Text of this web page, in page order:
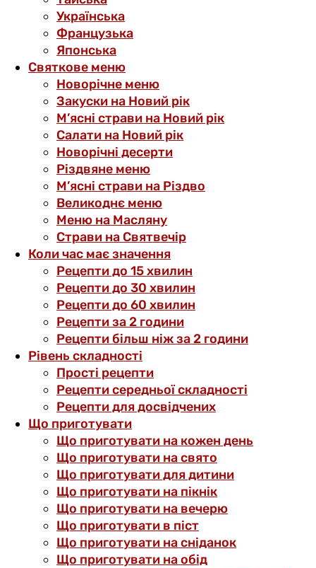
Українська
Французька
Японська
Святкове меню
Новорічне меню
Закуски на Новий рік
М’ясні страви на Новий рік
Салати на Новий рік
Новорічні десерти
Різдвяне меню
М’ясні страви на Різдво
Великоднє меню
Меню на Масляну
Страви на Святвечір
Коли час має значення
Рецепти до 15 хвилин
Рецепти до 30 хвилин
Рецепти до 60 хвилин
Рецепти за 2 години
Рецепти більш ніж за 2 години
Рівень складності
Прості рецепти
Рецепти середньої складності
Рецепти для досвідчених
Що приготувати
Що приготувати на кожен день
Що приготувати на свято
Що приготувати для дитини
Що приготувати на пікнік
Що приготувати на вечерю
Що приготувати в піст
Що приготувати на сніданок
Що приготувати на обід